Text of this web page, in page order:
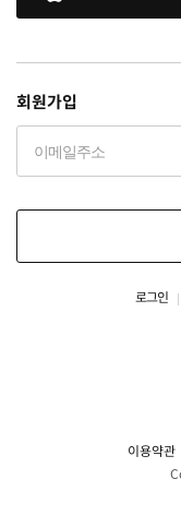
회원가입
로그인
이용약관